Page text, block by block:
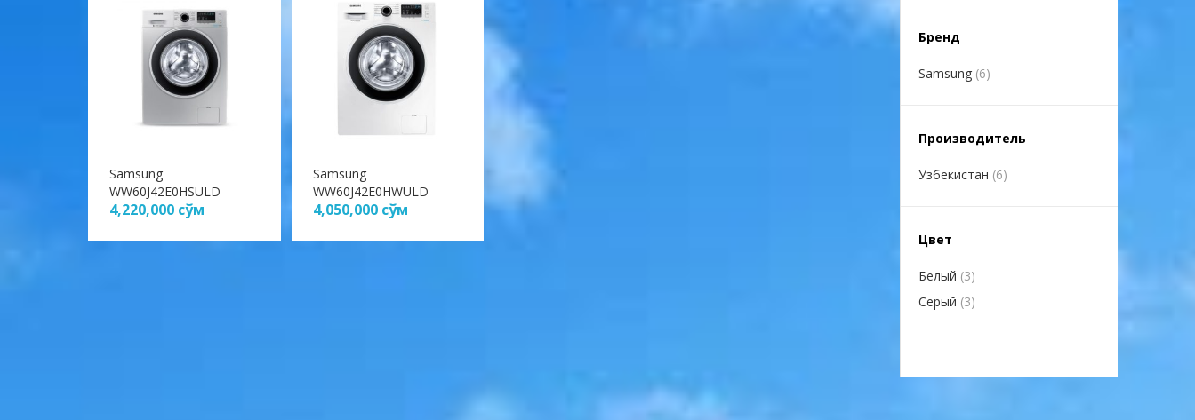
Бренд
Samsung (6)
Производитель
Узбекистан (6)
Цвет
Белый (3)
Серый (3)
Samsung
WW60J42E0HSULD
4,220,000 сўм
Samsung
WW60J42E0HWULD
4,050,000 сўм